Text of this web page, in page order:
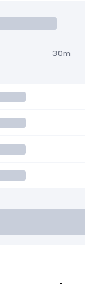
30m